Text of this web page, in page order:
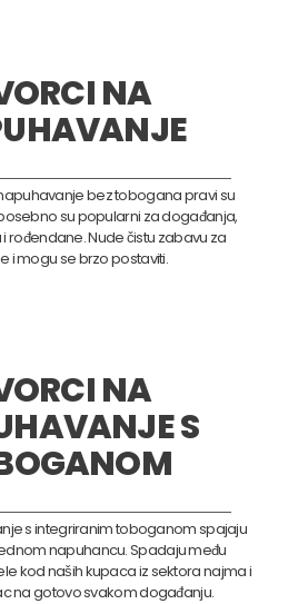
NA
bez tobogana pravi su
su popularni za događanja,
rođendane. Nude čistu zabavu za
i mogu se brzo postaviti.
NA
S
s integriranim toboganom spajaju
napuhancu. Spadaju među
kod naših kupaca iz sektora najma i
na gotovo svakom događanju.